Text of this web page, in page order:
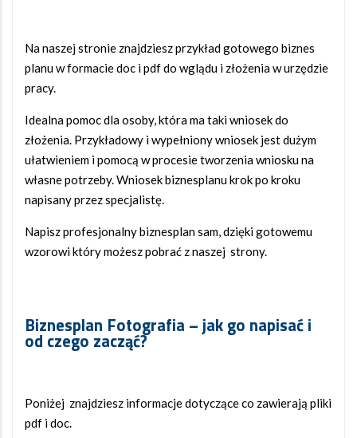
Na naszej stronie znajdziesz przykład gotowego biznes
planu w formacie doc i pdf do wglądu i złożenia w urzędzie
pracy.
Idealna pomoc dla osoby, która ma taki wniosek do
złożenia. Przykładowy i wypełniony wniosek jest dużym
ułatwieniem i pomocą w procesie tworzenia wniosku na
własne potrzeby. Wniosek biznesplanu krok po kroku
napisany przez specjalistę.
Napisz profesjonalny biznesplan sam, dzięki gotowemu
wzorowi który możesz pobrać z naszej strony.
Biznesplan Fotografia – jak go napisać i
od czego zacząć?
Poniżej znajdziesz informacje dotyczące co zawierają pliki
pdf i doc.